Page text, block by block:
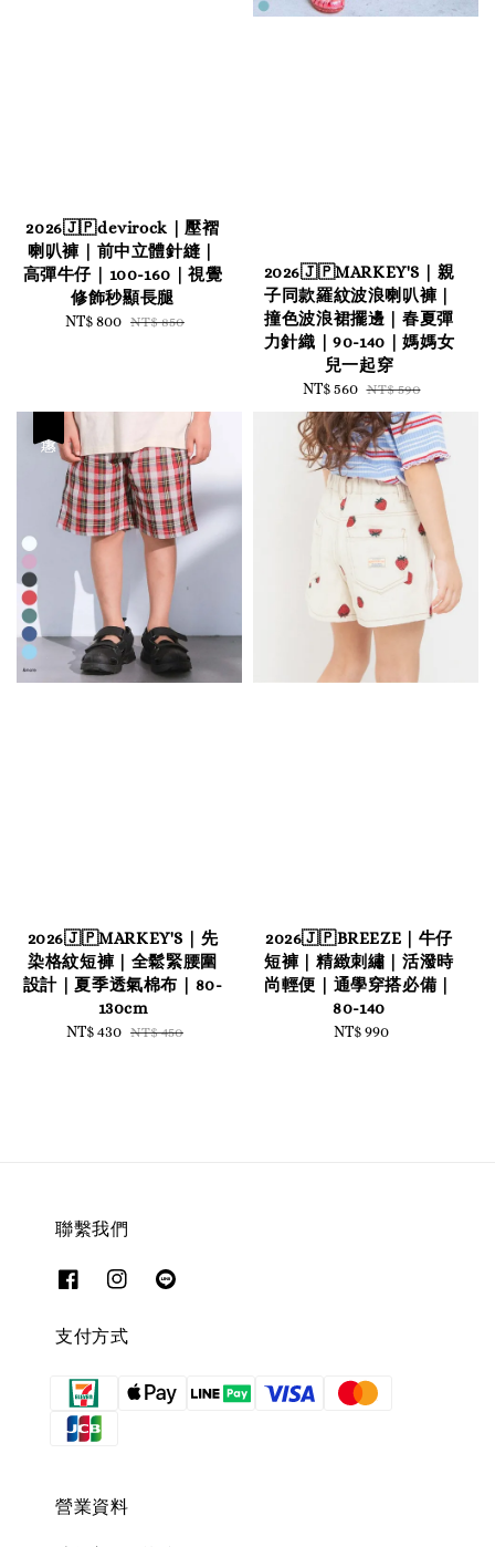
2026🇯🇵devirock｜壓褶
喇叭褲｜前中立體針縫｜
高彈牛仔｜100-160｜視覺
修飾秒顯長腿
Sale
NT$ 800 Regular
NT$ 850
2026🇯🇵MARKEY'S｜親
子同款羅紋波浪喇叭褲｜
撞色波浪裙擺邊｜春夏彈
力針織｜90-140｜媽媽女
兒一起穿
Sale
price
NT$ 560 Regular
price
NT$ 590
2026🇯🇵MARKEY'S｜先
染格紋短褲｜全鬆緊腰圍
設計｜夏季透氣棉布｜80-
130cm
Sale
NT$ 430 Regular
NT$ 450
2026🇯🇵BREEZE｜牛仔
短褲｜精緻刺繡｜活潑時
尚輕便｜通學穿搭必備｜
80-140
Regular
NT$ 990
聯繫我們
支付方式
營業資料